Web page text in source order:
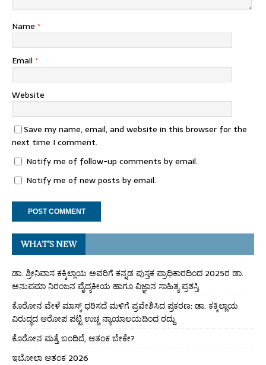
Name *
Email *
Website
Save my name, email, and website in this browser for the
next time I comment.
Notify me of follow-up comments by email.
Notify me of new posts by email.
WHAT’S NEW
ಡಾ. ಶ್ರೀನಿವಾಸ ಕಕ್ಕಿಲ್ಲಾಯ ಅವರಿಗೆ ಕನ್ನಡ ಪುಸ್ತಕ ಪ್ರಾಧಿಕಾರದಿಂದ 2025ರ ಡಾ.
ಅನುಪಮಾ ನಿರಂಜನ ವೈದ್ಯಕೀಯ ಹಾಗೂ ವಿಜ್ಞಾನ ಸಾಹಿತ್ಯ ಪ್ರಶಸ್ತಿ
ಕೊರೋನ ವೇಳೆ ಮಾಸ್ಕ್ ಧರಿಸದೆ ಮಳಿಗೆ ಪ್ರವೇಶಿಸಿದ ಪ್ರಕರಣ: ಡಾ. ಕಕ್ಕಿಲ್ಲಾಯ
ವಿರುದ್ಧದ ಆರೋಪ ಪಟ್ಟಿ ಉಚ್ಚ ನ್ಯಾಯಾಲಯದಿಂದ ರದ್ದು
ಕೊರೋನ ಮತ್ತೆ ಬಂದಿದೆ, ಆತಂಕ ಬೇಕೇ?
ಇಬೋಲಾ ಆತಂಕ 2026